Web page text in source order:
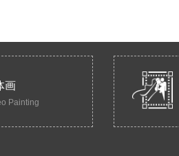
画
Painting